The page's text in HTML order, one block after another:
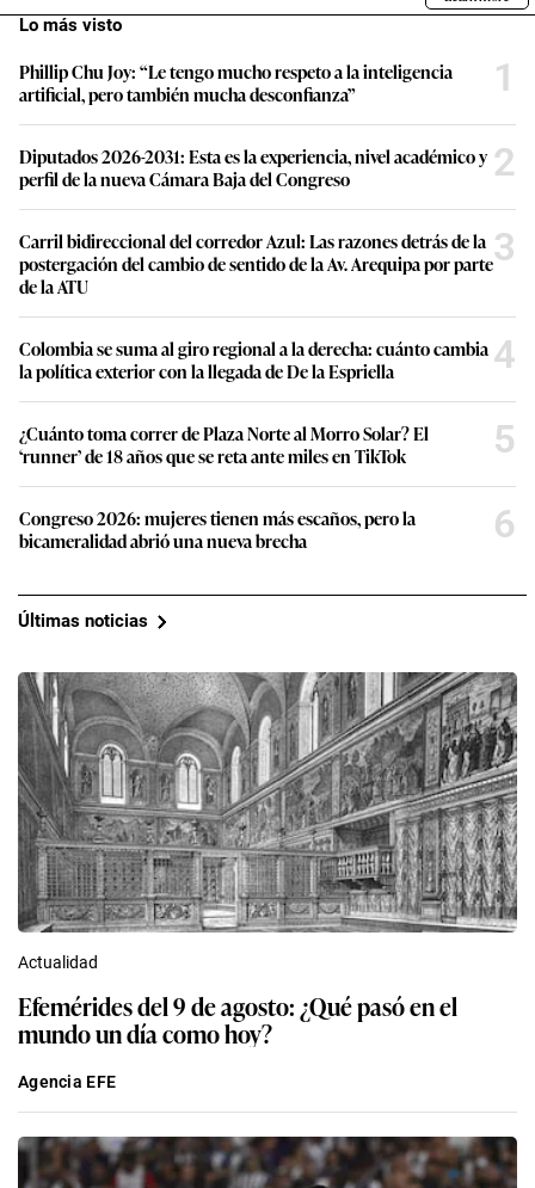
Lo más visto
Phillip Chu Joy: “Le tengo mucho respeto a la inteligencia
artificial, pero también mucha desconfianza”
1
Diputados 2026-2031: Esta es la experiencia, nivel académico y
perfil de la nueva Cámara Baja del Congreso
2
Carril bidireccional del corredor Azul: Las razones detrás de la
postergación del cambio de sentido de la Av. Arequipa por parte
de la ATU
3
Colombia se suma al giro regional a la derecha: cuánto cambia
la política exterior con la llegada de De la Espriella
4
¿Cuánto toma correr de Plaza Norte al Morro Solar? El
‘runner’ de 18 años que se reta ante miles en TikTok
5
Congreso 2026: mujeres tienen más escaños, pero la
bicameralidad abrió una nueva brecha
6
Últimas noticias
Actualidad
Efemérides del 9 de agosto: ¿Qué pasó en el
mundo un día como hoy?
Agencia EFE